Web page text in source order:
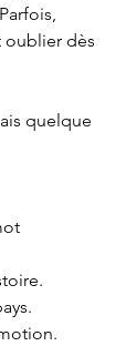
oublier dès
quelque